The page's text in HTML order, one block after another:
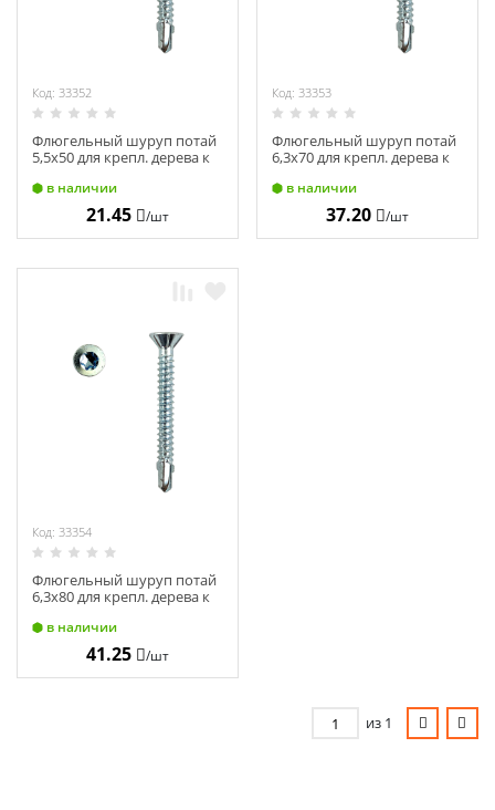
Код: 33352
Флюгельный шуруп потай
5,5х50 для крепл. дерева к
на наконечнике TX30 (200)
в наличии
21.45 /шт
Код: 33353
Флюгельный шуруп потай
6,3х70 для крепл. дерева к
на наконечнике TX30 (100)
в наличии
37.20 /шт
Код: 33354
Флюгельный шуруп потай
6,3х80 для крепл. дерева к
на наконечнике TX30 (100)
в наличии
41.25 /шт
из 1